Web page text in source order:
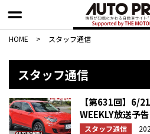
HOME > スタッフ通信
スタッフ通信
【第631回】6/
WEEKLY放送予告
スタッフ通信